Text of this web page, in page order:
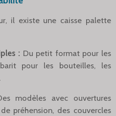
il existe une caisse palette
: Du petit format pour les
pour les bouteilles, les
modèles avec ouvertures
préhension, des couvercles